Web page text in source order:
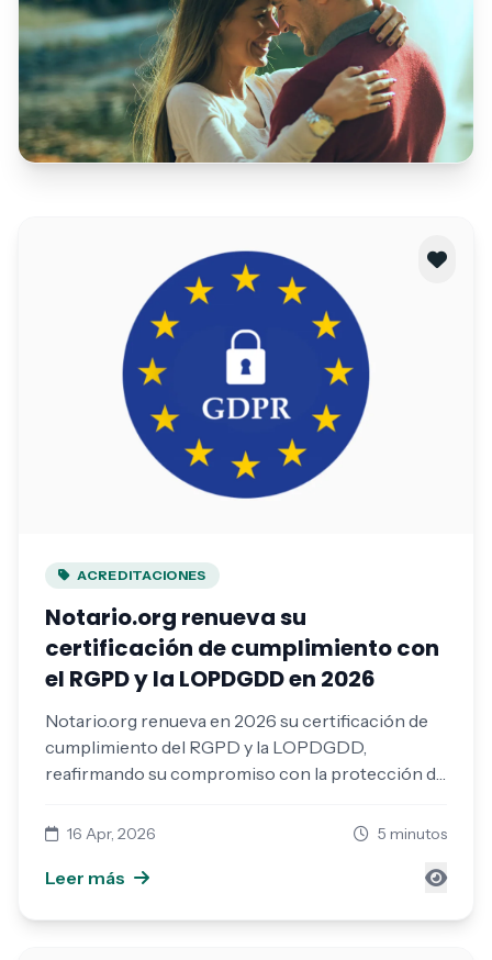
ACREDITACIONES
Notario.org renueva su
certificación de cumplimiento con
el RGPD y la LOPDGDD en 2026
Notario.org renueva en 2026 su certificación de
cumplimiento del RGPD y la LOPDGDD,
reafirmando su compromiso con la protección de
16 Apr, 2026 5 minutos
Leer más